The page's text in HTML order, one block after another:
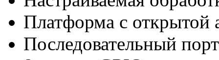
Платформа с открытой
Последовательный